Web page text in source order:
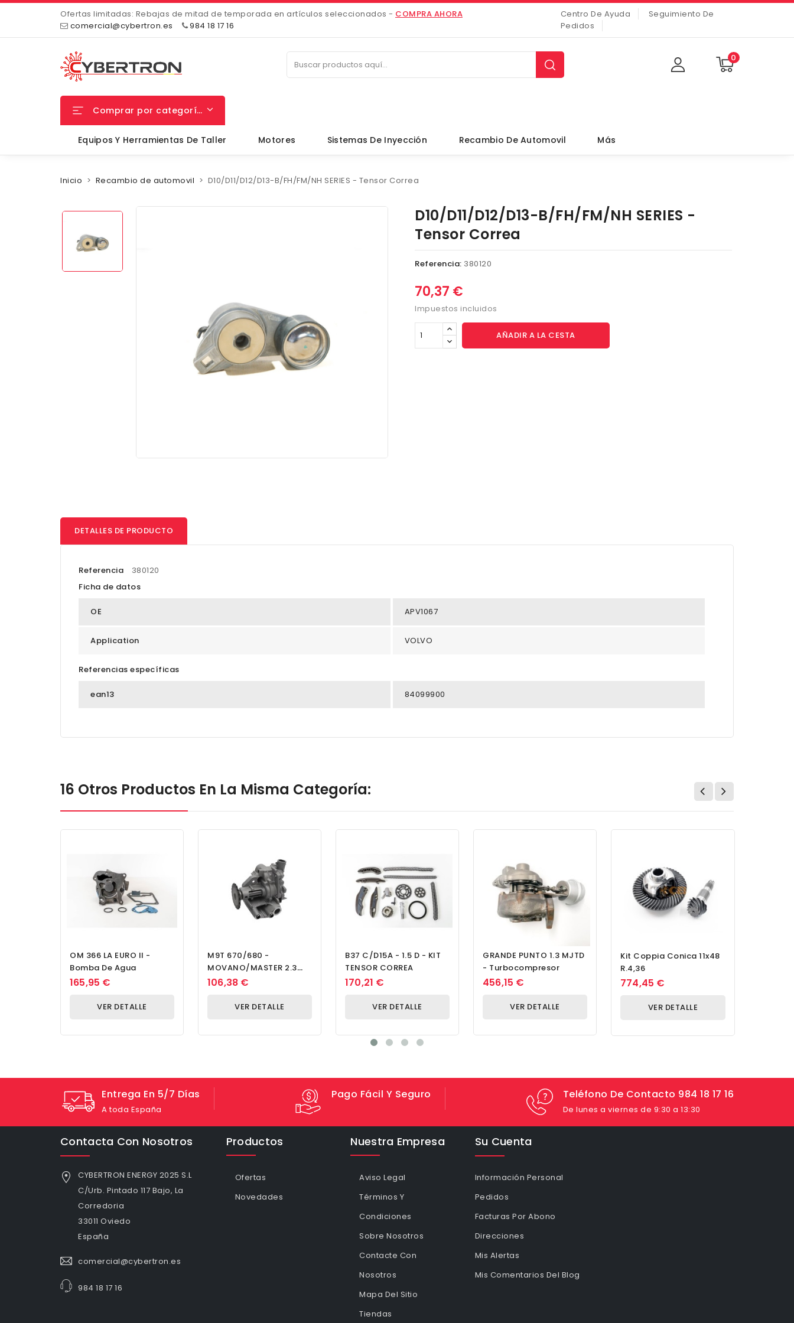
Ofertas limitadas: Rebajas de mitad de temporada en artículos seleccionados - COMPRA AHORA
comercial@cybertron.es
984 18 17 16
Centro De Ayuda
Seguimiento De
Pedidos
0
Comprar por categorías
Equipos Y Herramientas De Taller Motores Sistemas De Inyección Recambio De Automovil Más
Inicio Recambio de automovil D10/D11/D12/D13-B/FH/FM/NH SERIES - Tensor Correa
D10/D11/D12/D13-B/FH/FM/NH SERIES -
Tensor Correa
Referencia: 380120
70,37 €
Impuestos incluidos
AÑADIR A LA CESTA
DETALLES DE PRODUCTO
Referencia
380120
Ficha de datos
OE APV1067
Application VOLVO
Referencias específicas
ean13 84099900
16 Otros Productos En La Misma Categoría:
OM 366 LA EURO II -
Bomba De Agua
165,95 €
VER DETALLE
M9T 670/680 -
MOVANO/MASTER 2.3
DCI - Bomba De Aceite
106,38 €
VER DETALLE
B37 C/D15A - 1.5 D - KIT
TENSOR CORREA
170,21 €
VER DETALLE
GRANDE PUNTO 1.3 MJTD
- Turbocompresor
456,15 €
VER DETALLE
Kit Coppia Conica 11x48
R.4,36
774,45 €
VER DETALLE
Entrega En 5/7 Días
A toda España
Pago Fácil Y Seguro Teléfono De Contacto 984 18 17 16
De lunes a viernes de 9:30 a 13:30
Contacta Con Nosotros
CYBERTRON ENERGY 2025 S.L
C/Urb. Pintado 117 Bajo, La
Corredoria
33011 Oviedo
España
comercial@cybertron.es
984 18 17 16
Productos
Ofertas
Novedades
Nuestra Empresa
Aviso Legal
Términos Y
Condiciones
Sobre Nosotros
Contacte Con
Nosotros
Mapa Del Sitio
Tiendas
Su Cuenta
Información Personal
Pedidos
Facturas Por Abono
Direcciones
Mis Alertas
Mis Comentarios Del Blog